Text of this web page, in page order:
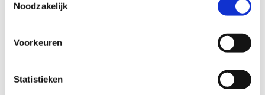
Noodzakelijk
Voorkeuren
Statistieken